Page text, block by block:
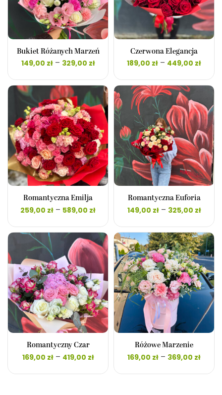
Bukiet Różanych Marzeń
149,00 zł – 329,00 zł
149,00 zł
do
329,00 zł
Czerwona Elegancja
189,00 zł – 449,00 zł
Romantyczna Emilja
259,00 zł – 589,00 zł
259,00 zł
do
589,00 zł
Romantyczna Euforia
149,00 zł – 325,00 zł
do
Romantyczny Czar
169,00 zł – 419,00 zł
169,00 zł
Różowe Marzenie
169,00 zł – 369,00 zł